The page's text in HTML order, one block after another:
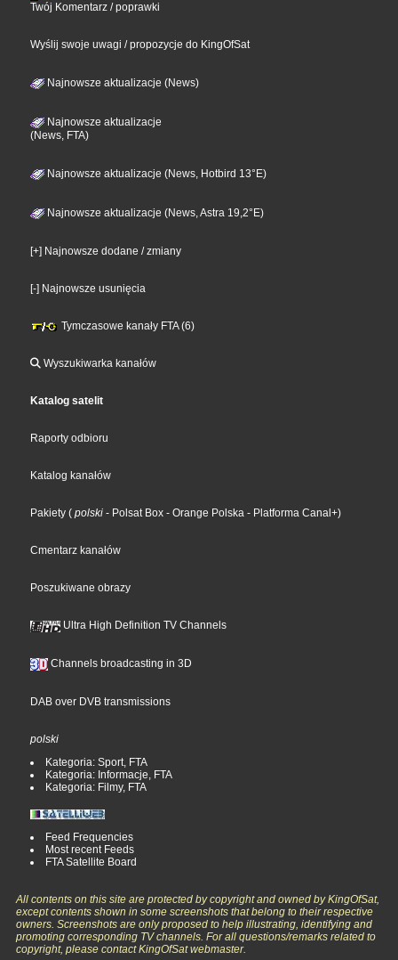
Twój Komentarz / poprawki
Wyślij swoje uwagi / propozycje do KingOfSat
Najnowsze aktualizacje (News)
Najnowsze aktualizacje
(News, FTA)
Najnowsze aktualizacje (News, Hotbird 13°E)
Najnowsze aktualizacje (News, Astra 19,2°E)
[+] Najnowsze dodane / zmiany
[-] Najnowsze usunięcia
Tymczasowe kanały FTA (6)
Wyszukiwarka kanałów
Katalog satelit
Raporty odbioru
Katalog kanałów
Pakiety ( polski - Polsat Box - Orange Polska - Platforma Canal+)
Cmentarz kanałów
Poszukiwane obrazy
Ultra High Definition TV Channels
Channels broadcasting in 3D
DAB over DVB transmissions
polski
Kategoria: Sport, FTA
Kategoria: Informacje, FTA
Kategoria: Filmy, FTA
Feed Frequencies
Most recent Feeds
FTA Satellite Board
All contents on this site are protected by copyright and owned by KingOfSat,
except contents shown in some screenshots that belong to their respective
owners. Screenshots are only proposed to help illustrating, identifying and
promoting corresponding TV channels. For all questions/remarks related to
copyright, please contact KingOfSat webmaster.